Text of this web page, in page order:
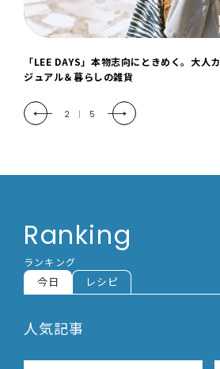
「LEE DAYS」本物志向にときめく。大人カ
ジュアル＆暮らしの雑貨
LEEおでかけ部
3 | 5
Ranking
ランキング
今日 レシピ
人気記事